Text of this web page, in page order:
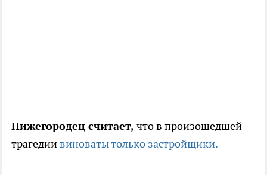
Нижегородец считает, что в произошедшей
трагедиивиноваты только застройщики.